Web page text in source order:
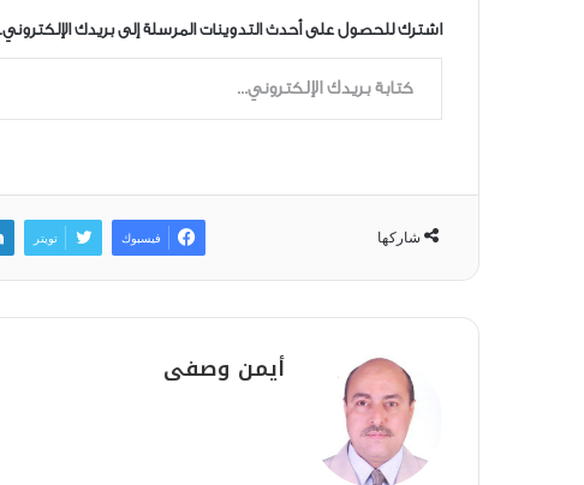
اشترك للحصول على أحدث التدوينات المرسلة إلى بريدك الإلكتروني.
كتابة بريدك الإلكتروني...
شاركها فيسبوك تويتر
أيمن وصفى